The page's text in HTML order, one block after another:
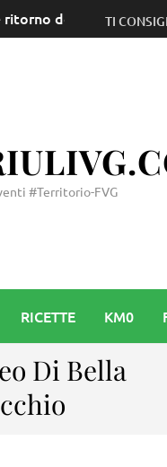
candidati a
TI
#Territorio-FVG
RICETTE KM0
Di Bella